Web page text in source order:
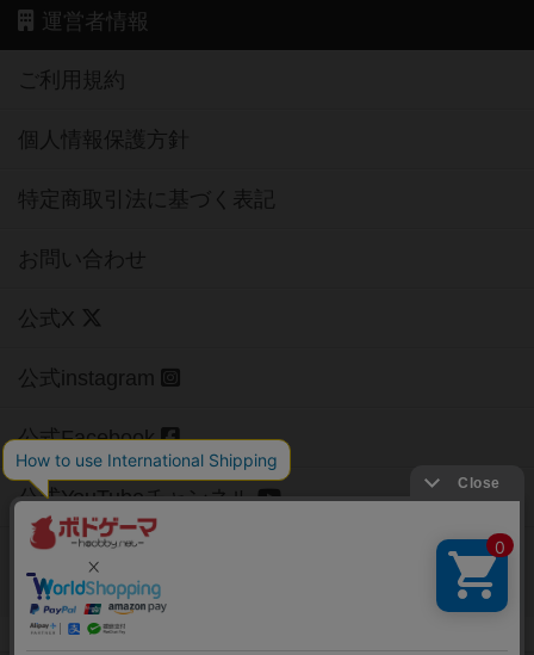
運営者情報
ご利用規約
個人情報保護方針
特定商取引法に基づく表記
お問い合わせ
公式X
公式instagram
公式Facebook
公式YouTubeチャンネル